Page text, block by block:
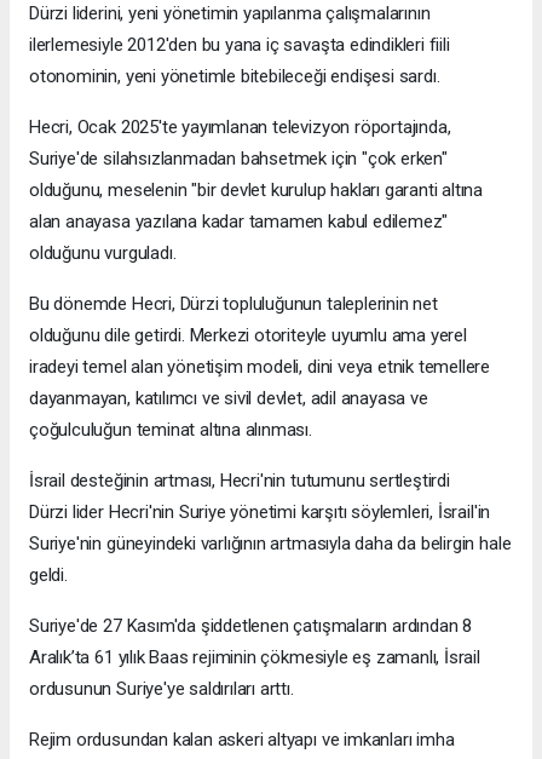
Dürzi liderini, yeni yönetimin yapılanma çalışmalarının
ilerlemesiyle 2012'den bu yana iç savaşta edindikleri fiili
otonominin, yeni yönetimle bitebileceği endişesi sardı.
Hecri, Ocak 2025'te yayımlanan televizyon röportajında,
Suriye'de silahsızlanmadan bahsetmek için "çok erken"
olduğunu, meselenin "bir devlet kurulup hakları garanti altına
alan anayasa yazılana kadar tamamen kabul edilemez"
olduğunu vurguladı.
Bu dönemde Hecri, Dürzi topluluğunun taleplerinin net
olduğunu dile getirdi. Merkezi otoriteyle uyumlu ama yerel
iradeyi temel alan yönetişim modeli, dini veya etnik temellere
dayanmayan, katılımcı ve sivil devlet, adil anayasa ve
çoğulculuğun teminat altına alınması.
İsrail desteğinin artması, Hecri'nin tutumunu sertleştirdi
Dürzi lider Hecri'nin Suriye yönetimi karşıtı söylemleri, İsrail'in
Suriye'nin güneyindeki varlığının artmasıyla daha da belirgin hale
geldi.
Suriye'de 27 Kasım'da şiddetlenen çatışmaların ardından 8
Aralık’ta 61 yılık Baas rejiminin çökmesiyle eş zamanlı, İsrail
ordusunun Suriye'ye saldırıları arttı.
Rejim ordusundan kalan askeri altyapı ve imkanları imha